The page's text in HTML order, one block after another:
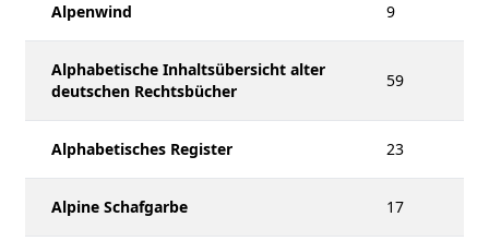
Alpenwind 9
Alphabetische Inhaltsübersicht alter
deutschen Rechtsbücher
59
Alphabetisches Register 23
Alpine Schafgarbe 17